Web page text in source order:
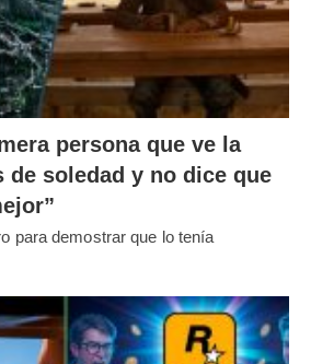
persona que ve la
de soledad y no dice que
para demostrar que lo tenía